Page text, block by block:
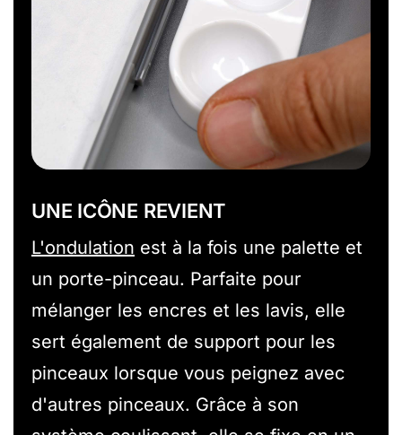
UNE ICÔNE REVIENT
L'ondulation est à la fois une palette et
un porte-pinceau. Parfaite pour
mélanger les encres et les lavis, elle
sert également de support pour les
pinceaux lorsque vous peignez avec
d'autres pinceaux. Grâce à son